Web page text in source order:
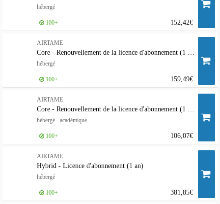
hébergé
152,42€
100+
AIRTAME
Core - Renouvellement de la licence d'abonnement (1 an)
hébergé
159,49€
100+
AIRTAME
Core - Renouvellement de la licence d'abonnement (1 an)
hébergé - académique
106,07€
100+
AIRTAME
Hybrid - Licence d'abonnement (1 an)
hébergé
381,85€
100+